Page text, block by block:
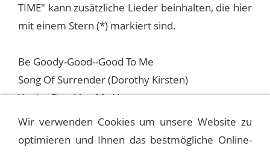
TIME" kann zusätzliche Lieder beinhalten, die hier
mit einem Stern (*) markiert sind.
Be Goody-Good--Good To Me
Song Of Surrender (Dorothy Kirsten)
You're Breaking My Heart
Strange Music
Wir verwenden Cookies um unsere Website zu
optimieren und Ihnen das bestmögliche Online-